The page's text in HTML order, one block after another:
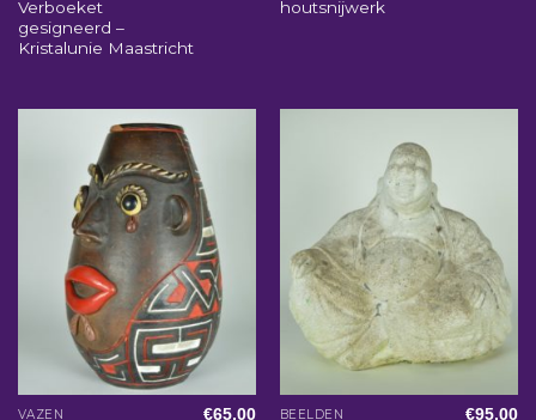
Verboeket
gesigneerd –
Kristalunie Maastricht
houtsnijwerk
VAZEN €65,00 BEELDEN €95,00